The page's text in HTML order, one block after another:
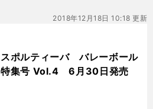
2018年12月18日 10:18 更新
スポルティーバ バレーボール
特集号 Vol.4 6月30日発売